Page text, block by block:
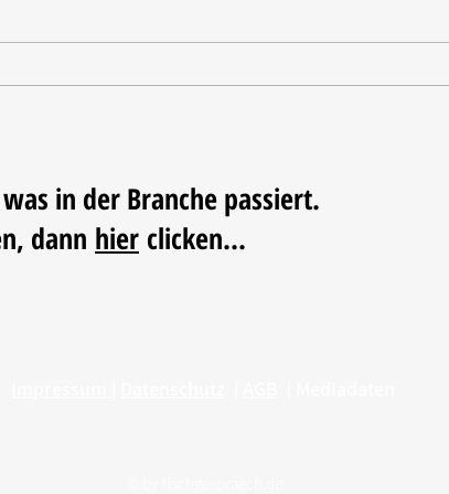
in der Branche passiert.
dann hier clicken...